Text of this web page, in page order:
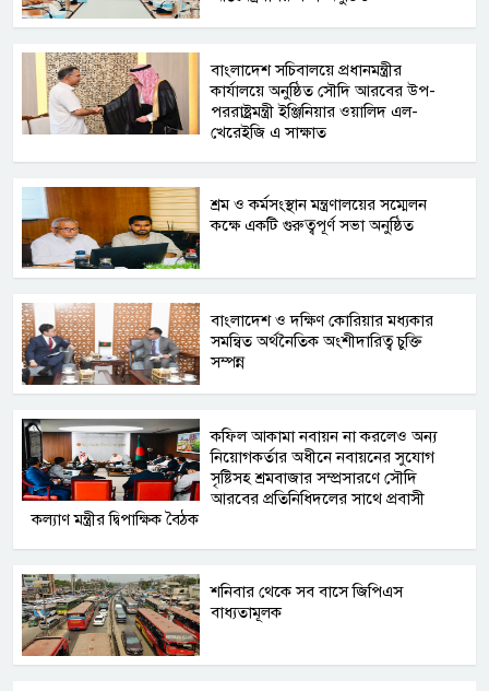
বাংলাদেশ সচিবালয়ে প্রধানমন্ত্রীর
কার্যালয়ে অনুষ্ঠিত সৌদি আরবের উপ-
পররাষ্ট্রমন্ত্রী ইঞ্জিনিয়ার ওয়ালিদ এল-
খেরেইজি এ সাক্ষাত
শ্রম ও কর্মসংস্থান মন্ত্রণালয়ের সম্মেলন
কক্ষে একটি গুরুত্বপূর্ণ সভা অনুষ্ঠিত
বাংলাদেশ ও দক্ষিণ কোরিয়ার মধ্যকার
সমন্বিত অর্থনৈতিক অংশীদারিত্ব চুক্তি
সম্পন্ন
কফিল আকামা নবায়ন না করলেও অন্য
নিয়োগকর্তার অধীনে নবায়নের সুযোগ
সৃষ্টিসহ শ্রমবাজার সম্প্রসারণে সৌদি
আরবের প্রতিনিধিদলের সাথে প্রবাসী
কল্যাণ মন্ত্রীর দ্বিপাক্ষিক বৈঠক
শনিবার থেকে সব বাসে জিপিএস
বাধ্যতামূলক